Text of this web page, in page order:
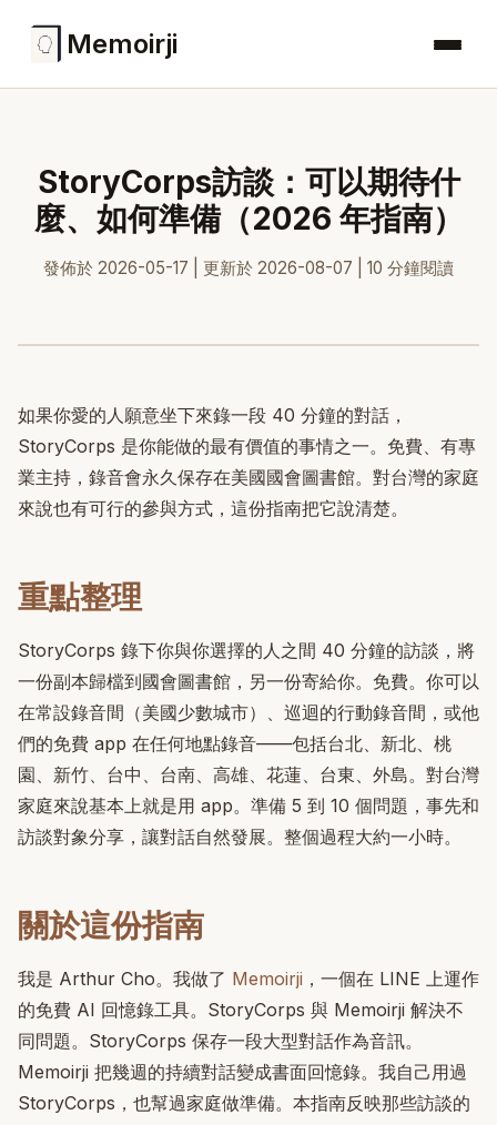
Memoirji
StoryCorps訪談：可以期待什
麼、如何準備（2026 年指南）
發佈於 2026-05-17 | 更新於 2026-08-07 | 10 分鐘閱讀
如果你愛的人願意坐下來錄一段 40 分鐘的對話，
StoryCorps 是你能做的最有價值的事情之一。免費、有專
業主持，錄音會永久保存在美國國會圖書館。對台灣的家庭
來說也有可行的參與方式，這份指南把它說清楚。
重點整理
StoryCorps 錄下你與你選擇的人之間 40 分鐘的訪談，將
一份副本歸檔到國會圖書館，另一份寄給你。免費。你可以
在常設錄音間（美國少數城市）、巡迴的行動錄音間，或他
們的免費 app 在任何地點錄音——包括台北、新北、桃
園、新竹、台中、台南、高雄、花蓮、台東、外島。對台灣
家庭來說基本上就是用 app。準備 5 到 10 個問題，事先和
訪談對象分享，讓對話自然發展。整個過程大約一小時。
關於這份指南
我是 Arthur Cho。我做了 Memoirji ，一個在 LINE 上運作
的免費 AI 回憶錄工具。StoryCorps 與 Memoirji 解決不
同問題。StoryCorps 保存一段大型對話作為音訊。
Memoirji 把幾週的持續對話變成書面回憶錄。我自己用過
StoryCorps，也幫過家庭做準備。本指南反映那些訪談的